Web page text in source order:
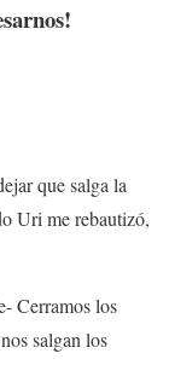
que salga la
Uri me rebautizó,
Cerramos los
salgan los